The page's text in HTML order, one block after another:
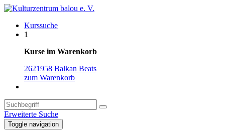
Kurssuche
1
Kurse im Warenkorb
2621958 Balkan Beats
zum Warenkorb
Erweiterte Suche
Toggle navigation